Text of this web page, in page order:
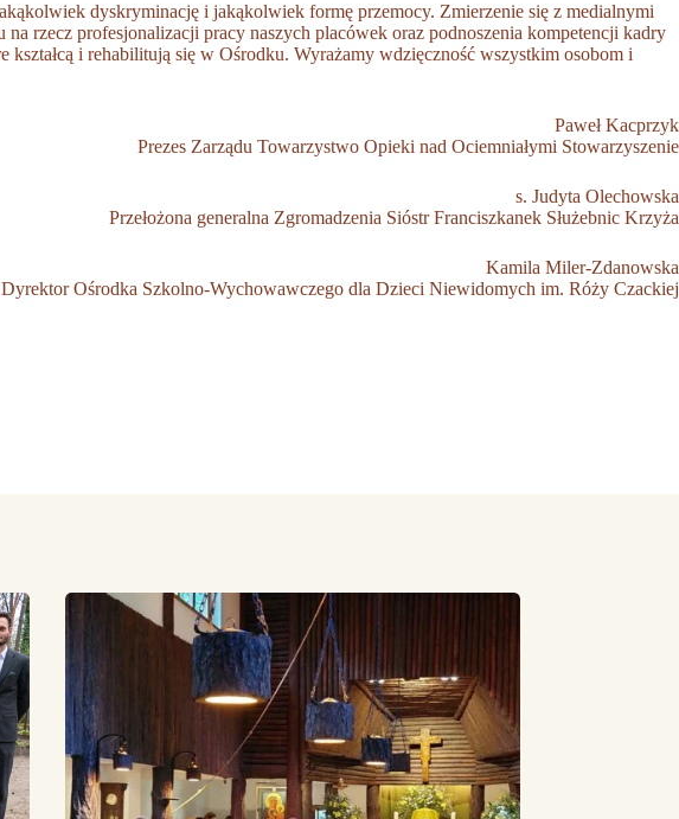
dyskryminację i jakąkolwiek formę przemocy. Zmierzenie się z medialnymi
rzecz profesjonalizacji pracy naszych placówek oraz podnoszenia kompetencji kadry
i rehabilitują się w Ośrodku. Wyrażamy wdzięczność wszystkim osobom i
Paweł Kacprzyk
Prezes Zarządu Towarzystwo Opieki nad Ociemniałymi Stowarzyszenie
s. Judyta Olechowska
Przełożona generalna Zgromadzenia Sióstr Franciszkanek Służebnic Krzyża
Kamila Miler-Zdanowska
Dyrektor Ośrodka Szkolno-Wychowawczego dla Dzieci Niewidomych im. Róży Czackiej